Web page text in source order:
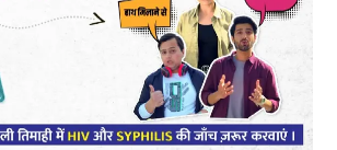
भ्रष्टाचार से अर्जित संपत्ति जब्त कर गरीबों में बांटेगी हिमाचल सरकार -CM
06/08/2026
नितिन गडकरी से मिले विक्रमादित्य सिंह, हिमाचल की सड़क परियोजनाओं को
बड़ी सौगात